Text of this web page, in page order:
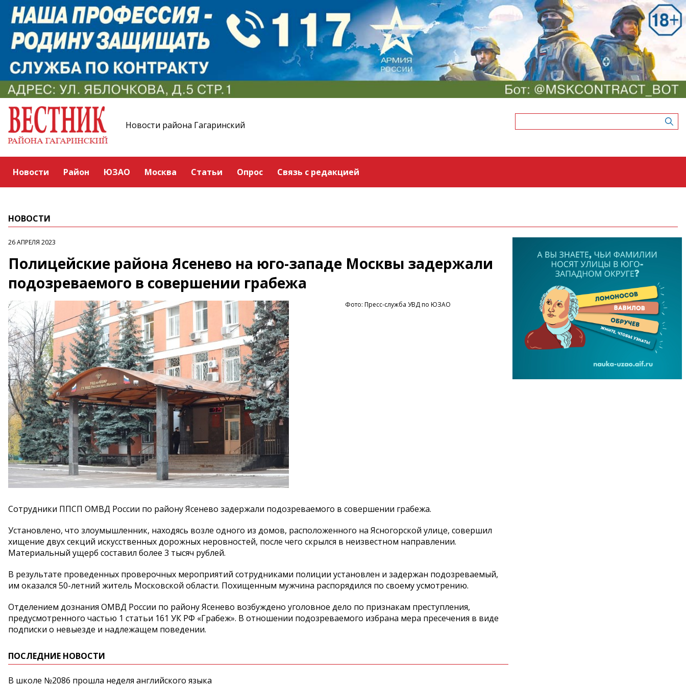
Новости района Гагаринский
Новости Район ЮЗАО Москва Статьи Опрос Связь с редакцией
НОВОСТИ
26 АПРЕЛЯ 2023
Полицейские района Ясенево на юго-западе Москвы задержали
подозреваемого в совершении грабежа
Фото: Пресс-служба УВД по ЮЗАО
Сотрудники ППСП ОМВД России по району Ясенево задержали подозреваемого в совершении грабежа.
Установлено, что злоумышленник, находясь возле одного из домов, расположенного на Ясногорской улице, совершил
хищение двух секций искусственных дорожных неровностей, после чего скрылся в неизвестном направлении.
Материальный ущерб составил более 3 тысяч рублей.
В результате проведенных проверочных мероприятий сотрудниками полиции установлен и задержан подозреваемый,
им оказался 50-летний житель Московской области. Похищенным мужчина распорядился по своему усмотрению.
Отделением дознания ОМВД России по району Ясенево возбуждено уголовное дело по признакам преступления,
предусмотренного частью 1 статьи 161 УК РФ «Грабеж». В отношении подозреваемого избрана мера пресечения в виде
подписки о невыезде и надлежащем поведении.
ПОСЛЕДНИЕ НОВОСТИ
В школе №2086 прошла неделя английского языка